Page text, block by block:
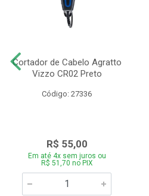
Cortador de Cabelo Agratto
Vizzo CR02 Preto
Código: 27336
R$ 55,00
Em até 4x sem juros ou
R$ 51,70 no PIX